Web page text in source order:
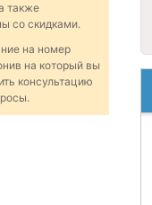
также
со скидками.
на номер
на который вы
консультацию